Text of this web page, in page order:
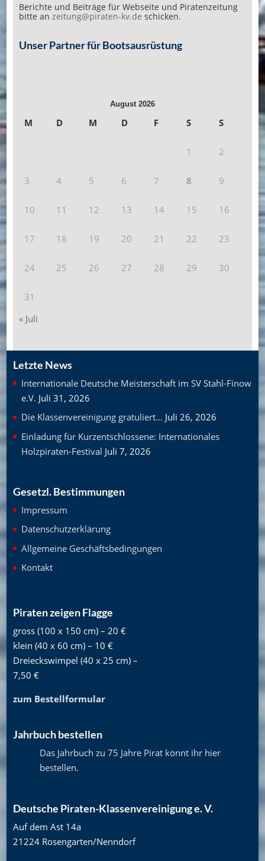
Berichte und Beiträge für Webseite und Piratenzeitung
bitte an zeitung@piraten-kv.de schicken.
Unser Partner für Bootsausrüstung
August 2026
M D M D F S S
1 2
3 4 5 6 7 8 9
10 11 12 13 14 15 16
17 18 19 20 21 22 23
24 25 26 27 28 29 30
31
« Juli
Letzte News
Internationale Deutsche Meisterschaft im SV Stahl-Finow
e.V. Juli 31, 2026
Die Klassenvereinigung gratuliert… Juli 26, 2026
Einladung für Kurzentschlossene: Internationales
Holzpiraten-Festival Juli 7, 2026
Gesetzl. Bestimmungen
Impressum
Datenschutzerklärung
Allgemeine Geschäftsbedingungen
Kontakt
Piraten zeigen Flagge
gross (100 x 150 cm) – 20 €
klein (40 x 60 cm) – 10 €
Dreieckswimpel (40 x 25 cm) –
7,50 €
zum Bestellformular
Jahrbuch bestellen
Das Jahrbuch zu 75 Jahre Pirat könnt ihr hier
bestellen.
Deutsche Piraten-Klassenvereinigung e. V.
Auf dem Ast 14a
21224 Rosengarten/Nenndorf